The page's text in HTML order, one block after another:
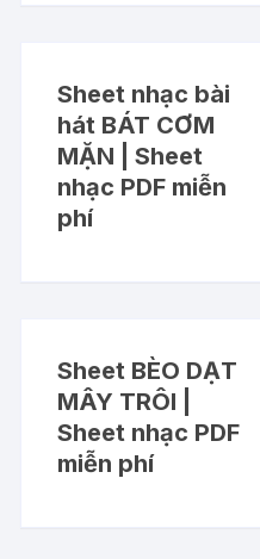
Sheet nhạc bài
hát BÁT CƠM
MẶN | Sheet
nhạc PDF miễn
phí
Sheet BÈO DẠT
MÂY TRÔI |
Sheet nhạc PDF
miễn phí